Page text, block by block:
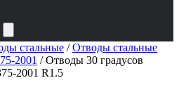
стальные /Отводы стальные
2001 /Отводы 30 градусов
2001 R1.5